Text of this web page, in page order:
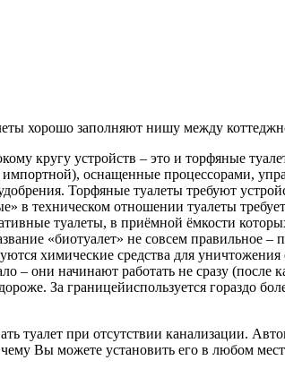
хорошо заполняют нишу между
кругу устройств – это и торфяные
оснащенные процессорами,
Торфяные туалеты требуют
в техническом отношении туалеты
туалеты, в приёмной ёмкости
«биотуалет» не совсем правильное –
химические средства для уничтожения
– они начинают работать не сразу (после
За границейиспользуется гораздо
туалет при отсутствии канализации.
Вы можете установить его в любом